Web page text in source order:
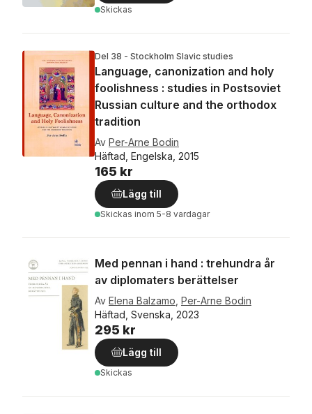
Skickas
Del 38 - Stockholm Slavic studies
Language, canonization and holy
foolishness : studies in Postsoviet
Russian culture and the orthodox
tradition
Av Per-Arne Bodin
Häftad, Engelska, 2015
165 kr
Lägg till
Skickas inom 5-8 vardagar
Med pennan i hand : trehundra år
av diplomaters berättelser
Av Elena Balzamo Per-Arne Bodin
Häftad, Svenska, 2023
295 kr
Lägg till
Skickas